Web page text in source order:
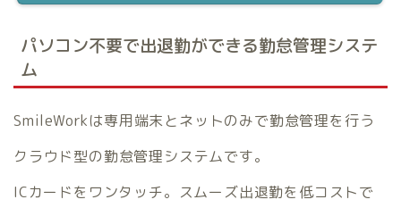
パソコン不要で出退勤ができる勤怠管理システ
ム
SmileWorkは専用端末とネットのみで勤怠管理を行う
クラウド型の勤怠管理システムです。
ICカードをワンタッチ。スムーズ出退勤を低コストで